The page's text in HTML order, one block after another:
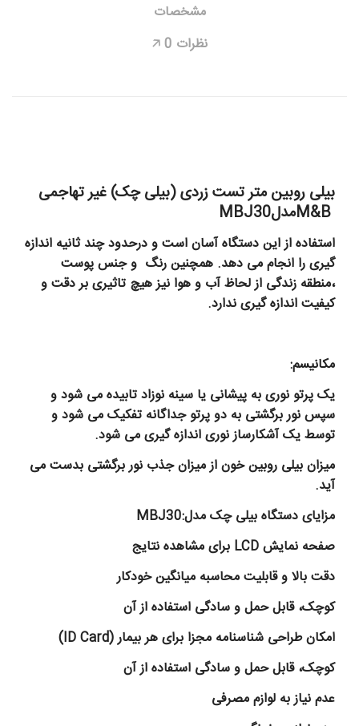
مشخصات
نظرات 0
🡥
بیلی روبین متر تست زردی (بیلی چک) غیر تهاجمی
M&BمدلMBJ30
استفاده از این دستگاه آسان است و درحدود چند ثانیه اندازه
گیری را انجام می دهد. همچنین رنگ و جنس پوست
،منطقه زندگی از لحاظ آب و هوا نیز هیچ تاثیری بر دقت و
کیفیت اندازه گیری ندارد.
مکانیسم:
یک پرتو نوری به پیشانی یا سینه نوزاد تابیده می شود و
سپس نور برگشتی به دو پرتو جداگانه تفکیک می شود و
توسط یک آشکارساز نوری اندازه گیری می شود.
میزان بیلی روبین خون از میزان جذب نور برگشتی بدست می
آید.
مزایای دستگاه بیلی چک مدلMBJ30:
صفحه نمایشLCD برای مشاهده نتایج
دقت بالا و قابلیت محاسبه میانگین خودکار
کوچک، قابل حمل و سادگی استفاده از آن
امکان طراحی شناسنامه مجزا برای هر بیمار (ID Card
)
کوچک، قابل حمل و سادگی استفاده از آن
عدم نیاز به لوازم مصرفی